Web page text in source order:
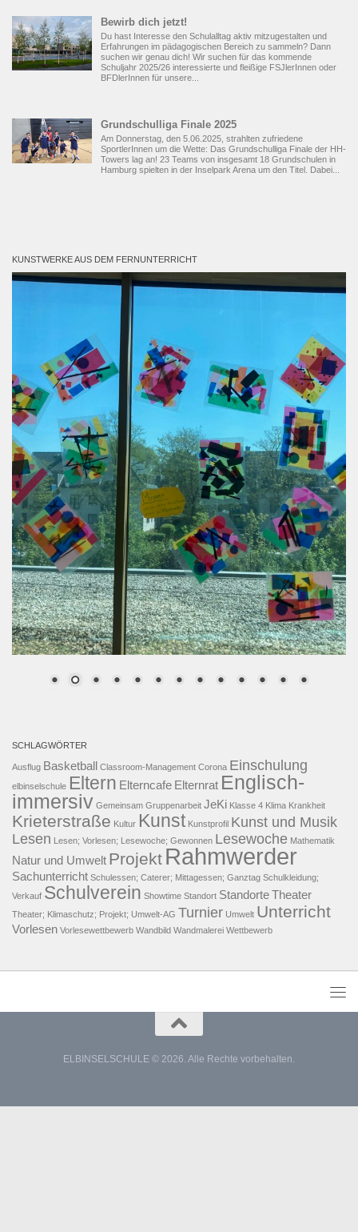
Bewirb dich jetzt!
Du hast Interesse den Schulalltag aktiv mitzugestalten und
Erfahrungen im pädagogischen Bereich zu sammeln? Dann
suchen wir genau dich! Wir suchen für das kommende
Schuljahr 2025/26 interessierte und fleißige FSJlerInnen oder
BFDlerInnen für unsere...
Grundschulliga Finale 2025
Am Donnerstag, den 5.06.2025, strahlten zufriedene
SportlerInnen um die Wette: Das Grundschulliga Finale der HH-
Towers lag an! 23 Teams von insgesamt 18 Grundschulen in
Hamburg spielten in der Inselpark Arena um den Titel. Dabei...
KUNSTWERKE AUS DEM FERNUNTERRICHT
SCHLAGWÖRTER
Ausflug Basketball Classroom-Management Corona Einschulung
elbinselschule Eltern Elterncafe Elternrat Englisch-
immersiv Gemeinsam Gruppenarbeit JeKi Klasse 4 Klima Krankheit
Krieterstraße Kultur Kunst Kunstprofil Kunst und Musik
Lesen Lesen; Vorlesen; Lesewoche; Gewonnen Lesewoche Mathematik
Natur und Umwelt Projekt Rahmwerder
Sachunterricht Schulessen; Caterer; Mittagessen; Ganztag Schulkleidung;
Verkauf Schulverein Showtime Standort StandorteTheater
Theater; Klimaschutz; Projekt; Umwelt-AG Turnier Umwelt Unterricht
Vorlesen Vorlesewettbewerb Wandbild Wandmalerei Wettbewerb
ELBINSELSCHULE © 2026. Alle Rechte vorbehalten.